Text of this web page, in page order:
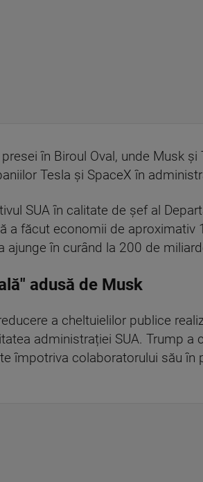
în Biroul Oval, unde Musk
Tesla și SpaceX în
SUA în calitate de șef al
a făcut economii de aproximativ
în curând la 200 de
adusă de Musk
a cheltuielilor publice
administrației SUA. Trump a
împotriva colaboratorului său în